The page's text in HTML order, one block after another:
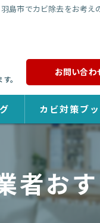
羽島市でカビ除去をお考
。
お問い合わ
カビ対策ブ
お